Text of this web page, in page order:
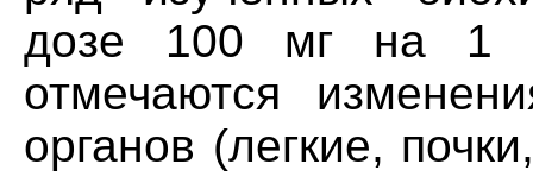
дозе 100 мг на 1
отмечаются
органов (легкие,